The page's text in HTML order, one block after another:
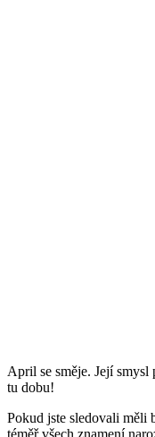
April se směje. Její smysl
tu dobu!
Pokud jste sledovali